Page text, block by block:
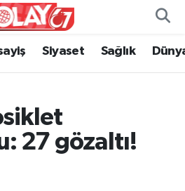
Siyaset Sağlık
27 gözaltı!
Eczaneler
Vakitleri